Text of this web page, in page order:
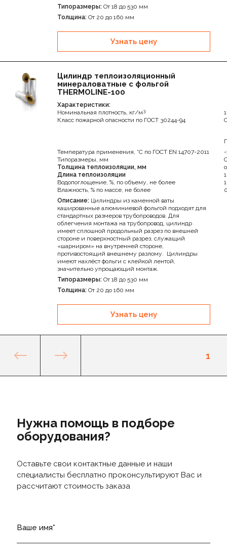
Типоразмеры: От 18 до 530 мм
Толщина: От 20 до 160 мм
Узнать цену
Цилиндр теплоизоляционный
минераловатные с фольгой
THERMOLINE-100
Характеристики:
Номинальная плотность, кг/м 3
Класс пожарной опасности по ГОСТ 30244-94
Температура применения, °С по ГОСТ EN 14707-2011
-
Типоразмеры, мм
Толщина теплоизоляции, мм
Длина теплоизоляции
Водопоглощение, %, по объему, не более
Влажность, % по массе, не более
Описание: Цилиндры из каменной ваты
кашированные алюминиевой фольгой подходят для
стандартных размеров трубопроводов. Для
облегчения монтажа на трубопровод, цилиндр
имеет сплошной продольный разрез по внешней
стороне и поверхностный разрез, служащий
«шарниром» на внутренней стороне,
противостоящий внешнему разлому. Цилиндры
имеют нахлёст фольги с клейкой лентой,
значительно упрощающий монтаж.
Типоразмеры: От 18 до 530 мм
Толщина: От 20 до 160 мм
Узнать цену
1
Нужна помощь в подборе
оборудования?
Оставьте свои контактные данные и наши
специалисты бесплатно проконсультируют Вас и
рассчитают стоимость заказа
Ваше имя